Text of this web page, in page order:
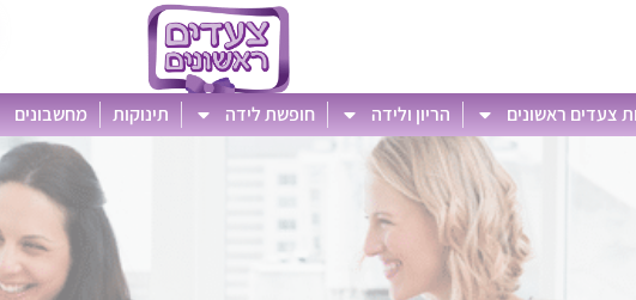
צעדים ראשונים הריון ולידה חופשת לידה תינוקות מחשבונים